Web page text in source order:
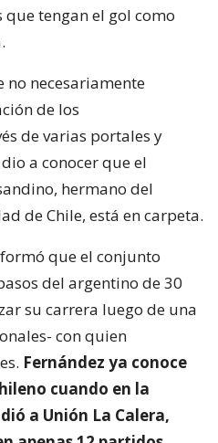
tengan el gol como
no necesariamente
de los
de varias portales y
a conocer que el
hermano del
de Chile, está en carpeta.
que el conjunto
del argentino de 30
su carrera luego de una
con quien
Fernández ya conoce
cuando en la
a Unión La Calera,